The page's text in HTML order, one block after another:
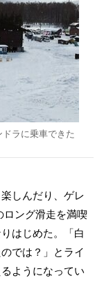
ラに乗車できた
しんだり、ゲレ
ロング滑走を満喫
はじめた。「白
では？」とライ
ようになってい